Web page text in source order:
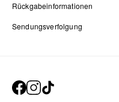
Rückgabeinformationen
Sendungsverfolgung